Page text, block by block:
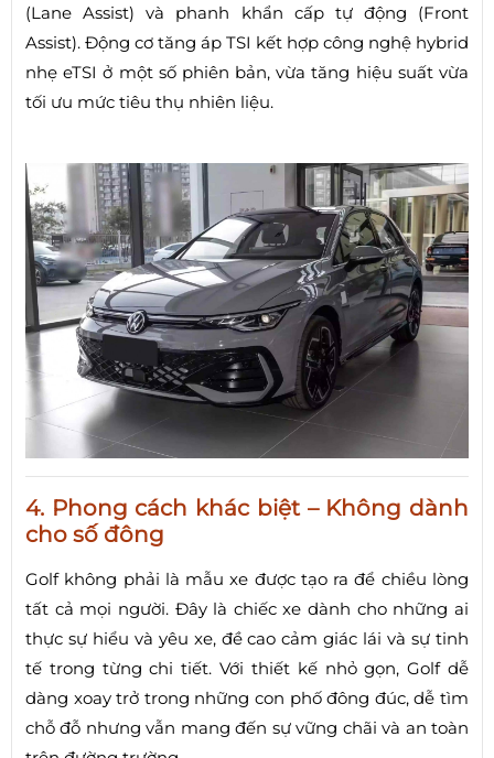
(Lane Assist) và phanh khẩn cấp tự động (Front
Assist). Động cơ tăng áp TSI kết hợp công nghệ hybrid
nhẹ eTSI ở một số phiên bản, vừa tăng hiệu suất vừa
tối ưu mức tiêu thụ nhiên liệu.
4. Phong cách khác biệt – Không dành
cho số đông
Golf không phải là mẫu xe được tạo ra để chiều lòng
tất cả mọi người. Đây là chiếc xe dành cho những ai
thực sự hiểu và yêu xe, đề cao cảm giác lái và sự tinh
tế trong từng chi tiết. Với thiết kế nhỏ gọn, Golf dễ
dàng xoay trở trong những con phố đông đúc, dễ tìm
chỗ đỗ nhưng vẫn mang đến sự vững chãi và an toàn